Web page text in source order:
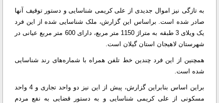
به تازگی نیز اموال جدیدی از علی کریمی شناسایی و دستور توقیف آنها
صادر شده است. براساس این گزارش، ملک شناسایی شده از این فرد
یک ویلای 3 طبقه به متراژ 1150 متر مربع، دارای 600 متر مربع عیانی در
شهرستان لاهیجان استان گیلان است.
همچنین از این فرد چندین خط تلفن همراه با شماره‌های رند شناسایی
شده است.
براین اساس بنابراین گزارش، پیش از این نیز دو واحد تجاری و 4 واحد
مسکونی از علی کریمی شناسایی و به دستور قضایی به نفع مردم